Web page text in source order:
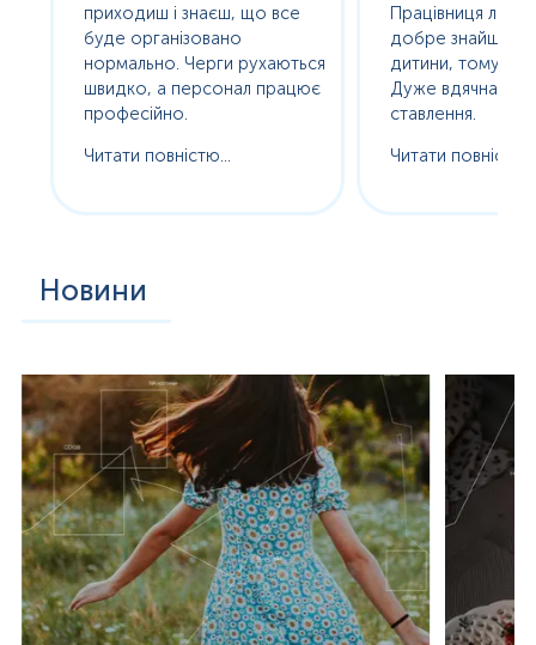
приходиш і знаєш, що все
буде організовано
нормально. Черги рухаються
швидко, а персонал працює
професійно.
Читати повністю...
Працівниця
добре знайшла
дитини, тому без
Дуже вдячна за
ставлення.
Читати повністю...
Новини